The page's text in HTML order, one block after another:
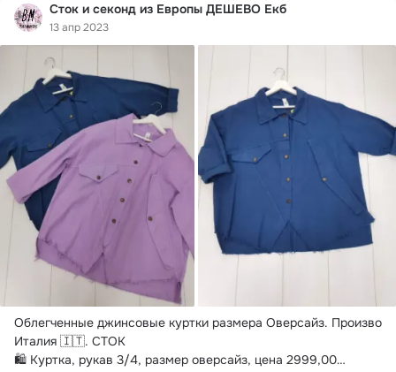
Сток и секонд из Европы ДЕШЕВО Екб
13 апр 2023
Облегченные джинсовые куртки размера Оверсайз. Произво
Италия 🇮🇹. СТОК
🛍 Куртка, рукав 3/4, размер оверсайз, цена 2999,00